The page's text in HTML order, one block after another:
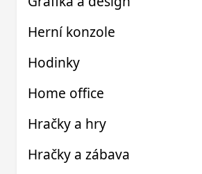
Herní konzole
Hodinky
Home office
Hračky a hry
Hračky a zábava